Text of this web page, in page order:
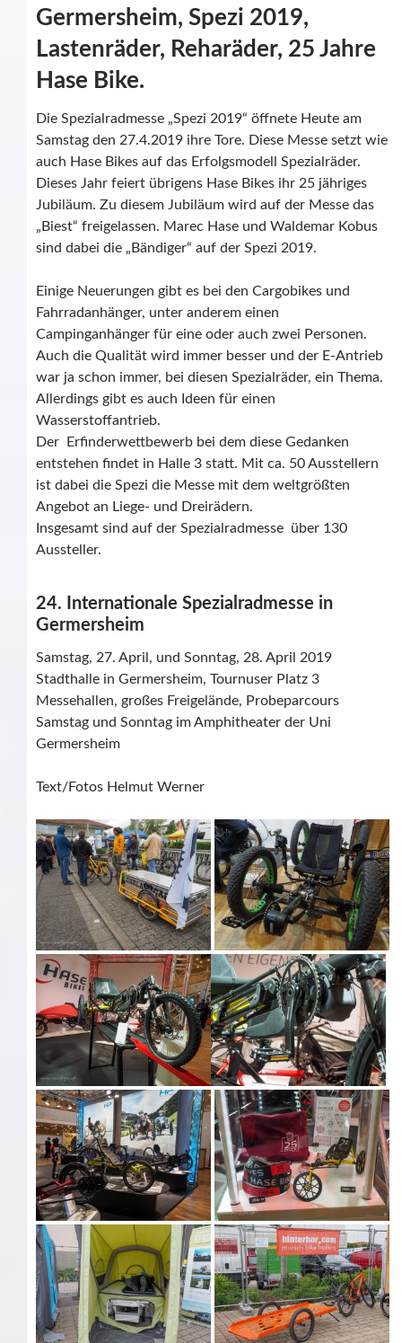
Germersheim, Spezi 2019,
Lastenräder, Reharäder, 25 Jahre
Hase Bike.
Die Spezialradmesse „Spezi 2019“ öffnete Heute am
Samstag den 27.4.2019 ihre Tore. Diese Messe setzt wie
auch Hase Bikes auf das Erfolgsmodell Spezialräder.
Dieses Jahr feiert übrigens Hase Bikes ihr 25 jähriges
Jubiläum. Zu diesem Jubiläum wird auf der Messe das
„Biest“ freigelassen. Marec Hase und Waldemar Kobus
sind dabei die „Bändiger“ auf der Spezi 2019.
Einige Neuerungen gibt es bei den Cargobikes und
Fahrradanhänger, unter anderem einen
Campinganhänger für eine oder auch zwei Personen.
Auch die Qualität wird immer besser und der E-Antrieb
war ja schon immer, bei diesen Spezialräder, ein Thema.
Allerdings gibt es auch Ideen für einen
Wasserstoffantrieb.
Der Erfinderwettbewerb bei dem diese Gedanken
entstehen findet in Halle 3 statt. Mit ca. 50 Ausstellern
ist dabei die Spezi die Messe mit dem weltgrößten
Angebot an Liege- und Dreirädern.
Insgesamt sind auf der Spezialradmesse über 130
Aussteller.
24. Internationale Spezialradmesse in
Germersheim
Samstag, 27. April, und Sonntag, 28. April 2019
Stadthalle in Germersheim, Tournuser Platz 3
Messehallen, großes Freigelände, Probeparcours
Samstag und Sonntag im Amphitheater der Uni
Germersheim
Text/Fotos Helmut Werner